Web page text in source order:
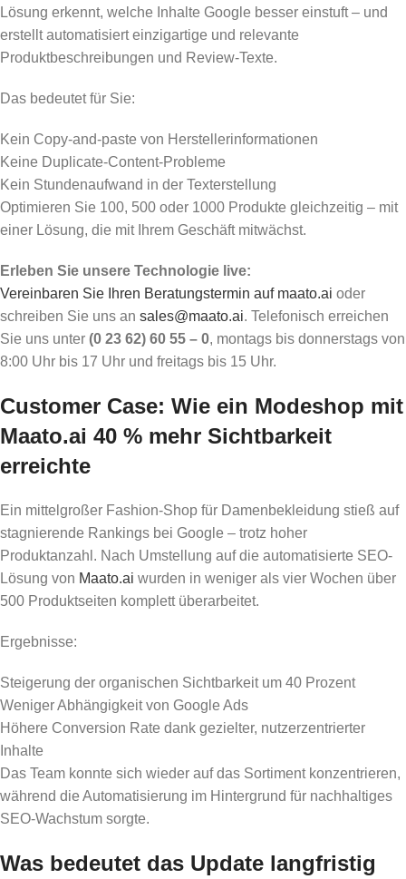
Lösung erkennt, welche Inhalte Google besser einstuft – und
erstellt automatisiert einzigartige und relevante
Produktbeschreibungen und Review-Texte.
Das bedeutet für Sie:
Kein Copy-and-paste von Herstellerinformationen
Keine Duplicate-Content-Probleme
Kein Stundenaufwand in der Texterstellung
Optimieren Sie 100, 500 oder 1000 Produkte gleichzeitig – mit
einer Lösung, die mit Ihrem Geschäft mitwächst.
Erleben Sie unsere Technologie live:
Vereinbaren Sie Ihren Beratungstermin auf maato.ai oder
schreiben Sie uns an sales@maato.ai. Telefonisch erreichen
Sie uns unter (0 23 62) 60 55 – 0, montags bis donnerstags von
8:00 Uhr bis 17 Uhr und freitags bis 15 Uhr.
Customer Case: Wie ein Modeshop mit
Maato.ai 40 % mehr Sichtbarkeit
erreichte
Ein mittelgroßer Fashion-Shop für Damenbekleidung stieß auf
stagnierende Rankings bei Google – trotz hoher
Produktanzahl. Nach Umstellung auf die automatisierte SEO-
Lösung von Maato.ai wurden in weniger als vier Wochen über
500 Produktseiten komplett überarbeitet.
Ergebnisse:
Steigerung der organischen Sichtbarkeit um 40 Prozent
Weniger Abhängigkeit von Google Ads
Höhere Conversion Rate dank gezielter, nutzerzentrierter
Inhalte
Das Team konnte sich wieder auf das Sortiment konzentrieren,
während die Automatisierung im Hintergrund für nachhaltiges
SEO-Wachstum sorgte.
Was bedeutet das Update langfristig